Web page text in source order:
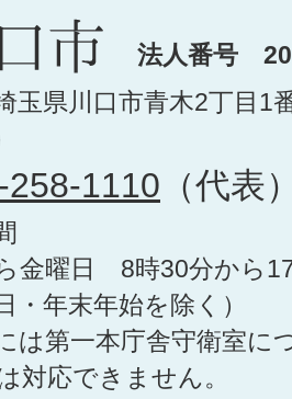
法人番号
県川口市青木2丁目1
258-1110 （代表
金曜日 8時30分から
・年末年始を除く）
は第一本庁舎守衛室に
対応できません。